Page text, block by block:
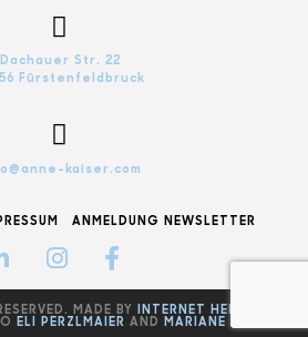
Dachauer Str. 22
Fürstenfeldbruck
kaiser.com
ANMELDUNG NEWSLETTER
MADE BY INTERNET HEROES
ELI PERZLMAIER AND MARIANE